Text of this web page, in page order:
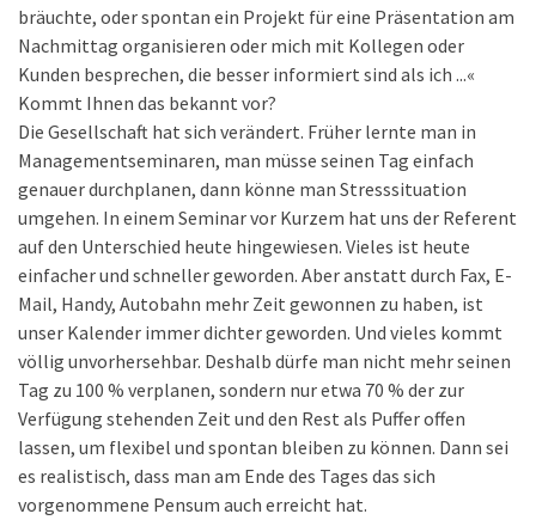
bräuchte, oder spontan ein Projekt für eine Präsentation am
Nachmittag organisieren oder mich mit Kollegen oder
Kunden besprechen, die besser informiert sind als ich ...«
Kommt Ihnen das bekannt vor?
Die Gesellschaft hat sich verändert. Früher lernte man in
Managementseminaren, man müsse seinen Tag einfach
genauer durchplanen, dann könne man Stresssituation
umgehen. In einem Seminar vor Kurzem hat uns der Referent
auf den Unterschied heute hingewiesen. Vieles ist heute
einfacher und schneller geworden. Aber anstatt durch Fax, E-
Mail, Handy, Autobahn mehr Zeit gewonnen zu haben, ist
unser Kalender immer dichter geworden. Und vieles kommt
völlig unvorhersehbar. Deshalb dürfe man nicht mehr seinen
Tag zu 100 % verplanen, sondern nur etwa 70 % der zur
Verfügung stehenden Zeit und den Rest als Puffer offen
lassen, um flexibel und spontan bleiben zu können. Dann sei
es realistisch, dass man am Ende des Tages das sich
vorgenommene Pensum auch erreicht hat.